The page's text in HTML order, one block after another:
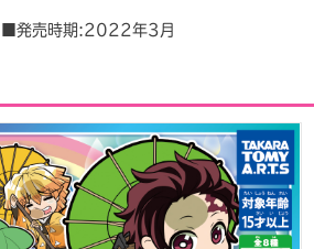
よくあるご質問
ビジネスのお客様
発売時期:2022年3月